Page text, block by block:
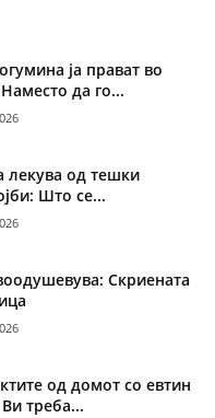
ја прават во
да го...
лекува од тешки
Што се...
Скриената
од домот со евтин
треба...